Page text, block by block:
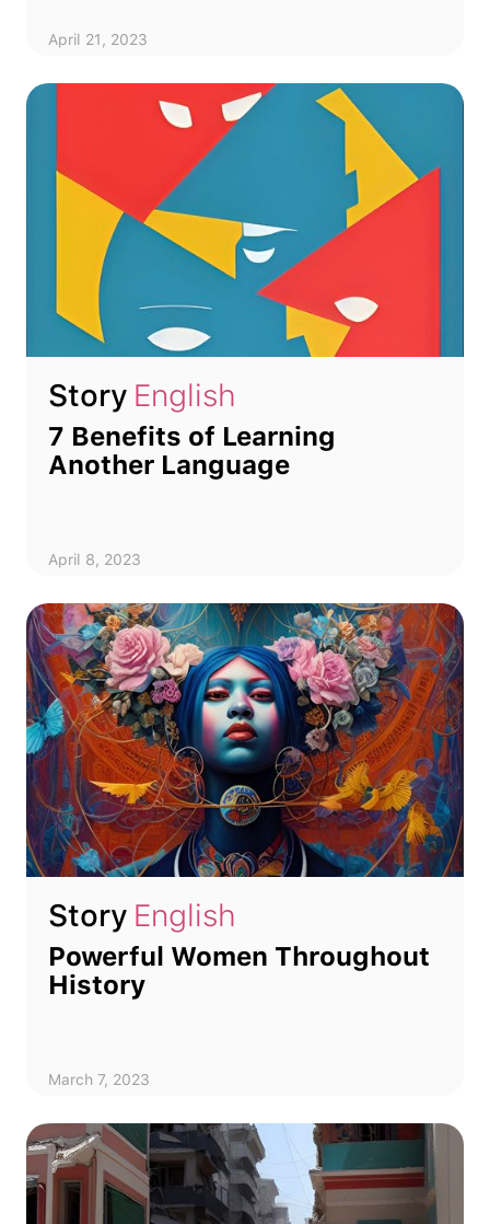
April 21, 2023
Story English
7 Benefits of Learning
Another Language
April 8, 2023
Story English
Powerful Women Throughout
History
March 7, 2023